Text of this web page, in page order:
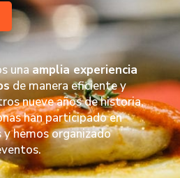
unaamplia experiencia
de manera eficiente y
nueve años de historia,
han participado en
hemos organizado